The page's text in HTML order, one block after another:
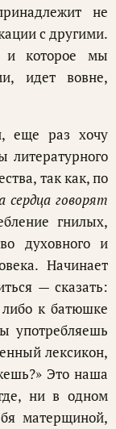
не
с другими.
и которое мы
идет вовне,
еще раз хочу
литературного
так как, по
говорят
гнилых,
духовного и
Начинает
— сказать:
к батюшке
употребляешь
лексикон,
Это наша
ни в одном
матерщиной,